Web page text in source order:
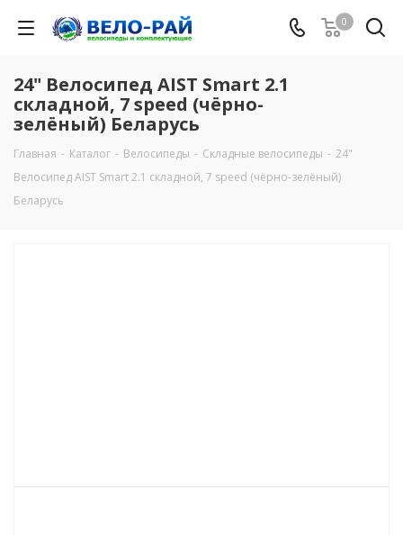
0
24" Велосипед AIST Smart 2.1
складной, 7 speed (чёрно-
зелёный) Беларусь
Главная - Каталог - Велосипеды - Складные велосипеды - 24"
Велосипед AIST Smart 2.1 складной, 7 speed (чёрно-зелёный)
Беларусь